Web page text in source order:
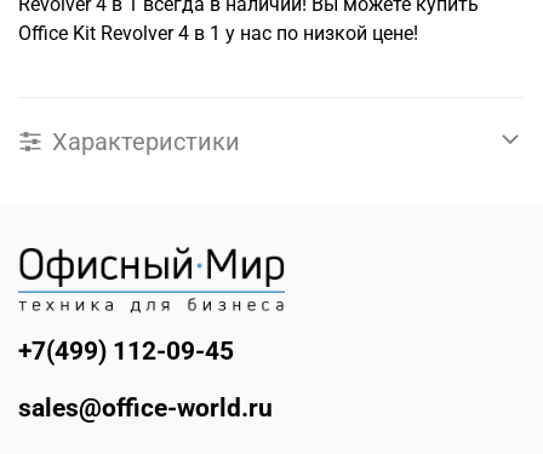
Office Kit Revolver 4 в 1 у нас по низкой цене!
Характеристики
+7(499) 112-09-45
sales@office-world.ru